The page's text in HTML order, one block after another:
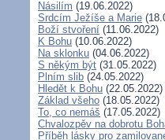
Násilím (19.06.2022)
Srdcím Ježíše a Marie
Boží stvoření (11.06.2022)
K Bohu (10.06.2022)
Na sklonku (04.06.2022)
S někým být (31.05.2022)
Plním slib (24.05.2022)
Hledět k Bohu (22.05.2022)
Základ všeho (18.05.2022)
To, co nemáš (17.05.2022)
Chvalozpěv na dobrotu
Příběh lásky pro